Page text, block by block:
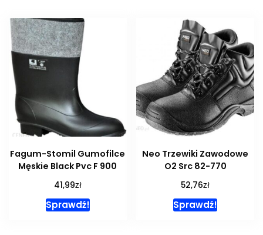
Fagum-Stomil Gumofilce
Męskie Black Pvc F 900
41,99zł
Sprawdź!
Neo Trzewiki Zawodowe
O2 Src 82-770
52,76zł
Sprawdź!